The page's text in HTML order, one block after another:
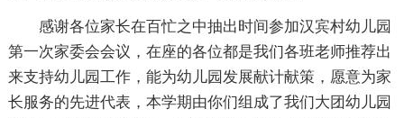
感谢各位家长在百忙之中抽出时间参加汉宾村幼儿园
第一次家委会会议，在座的各位都是我们各班老师推荐出
来支持幼儿园工作，能为幼儿园发展献计献策，愿意为家
长服务的先进代表，本学期由你们组成了我们大团幼儿园